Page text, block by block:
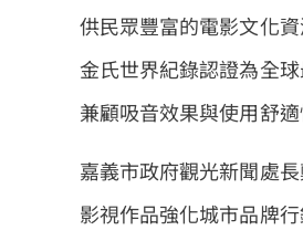
供民眾豐富的電影文化
金氏世界紀錄認證為全
兼顧吸音效果與使用舒適
嘉義市政府觀光新聞處
影視作品強化城市品牌